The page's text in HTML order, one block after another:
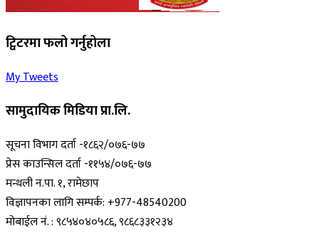
ट्विटरमा फलो गर्नुहोला
My Tweets
सामुदायिक मिडिया प्रा.लि.
सूचना विभाग दर्ता -१८६२/०७६-७७
प्रेस काउन्सिल दर्ता -११५४/०७६-७७
मन्थली न.पा. १, रामेछाप
विज्ञापनका लागि सम्पर्क: +977-48540200
मोबाईल नं. : ९८५४०४०५८६, ९८६८३३१२३४